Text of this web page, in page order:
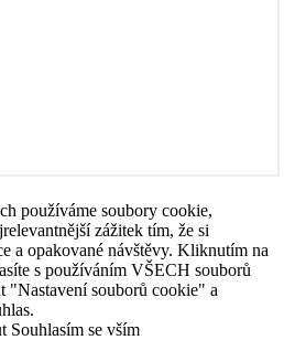
používáme soubory cookie,
zážitek tím, že si
a opakované návštěvy. Kliknutím na
s používáním VŠECH souborů
"Nastavení souborů cookie" a
Souhlasím se vším